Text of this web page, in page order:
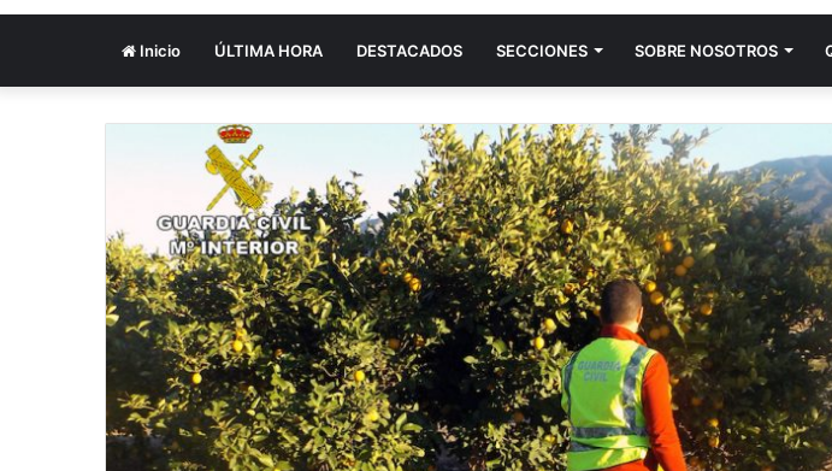
Inicio ÚLTIMA HORA DESTACADOS SECCIONES SOBRE NOSOTROS